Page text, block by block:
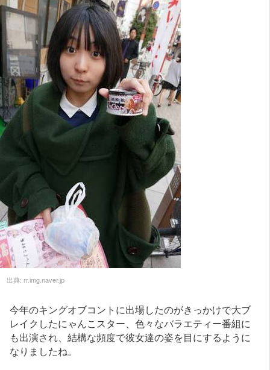
出典: rr.img.naver.jp
今年のキングオブコントに出場したのがきっかけで大ブ
レイクしたにゃんこスター、色々なバラエティー番組に
も出演され、結構な頻度で彼女達の姿を目にするように
なりましたね。